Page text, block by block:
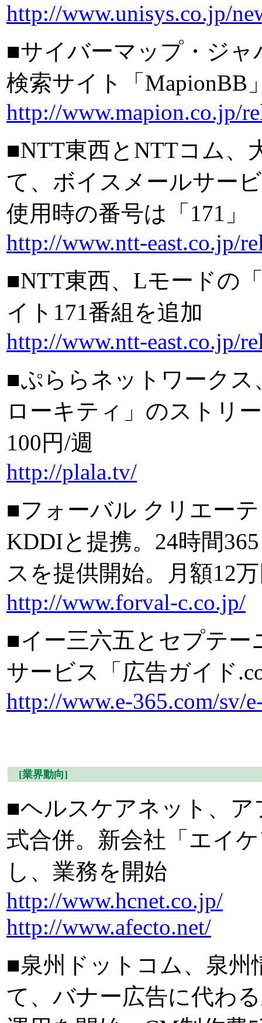
http://www.unisys.co.jp/
■サイバーマップ・ジ
検索サイト「MapionBB
http://www.mapion.co.jp/
■NTT東西とNTTコム、
て、ボイスメールサー
使用時の番号は「171」
http://www.ntt-east.co.jp/
■NTT東西、Lモードの
イト171番組を追加
http://www.ntt-east.co.jp/
■ぷららネットワークス
ローキティ」のストリ
100円/週
http://plala.tv/
■フォーバル クリエー
KDDIと提携。24時間
スを提供開始。月額12
http://www.forval-c.co.jp/
■イー三六五とセプテ
サービス「広告ガイド
http://www.e-365.com/sv/
[業界動向]
■ヘルスケアネット、
式合併。新会社「エイ
し、業務を開始
http://www.hcnet.co.jp/
http://www.afecto.net/
■泉州ドットコム、泉
て、バナー広告に代わ